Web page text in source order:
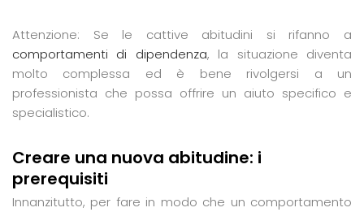
Attenzione: Se le cattive abitudini si rifanno a
comportamenti di dipendenza, la situazione diventa
molto complessa ed è bene rivolgersi a un
professionista che possa offrire un aiuto specifico e
specialistico.
Creare una nuova abitudine: i
prerequisiti
Innanzitutto, per fare in modo che un comportamento